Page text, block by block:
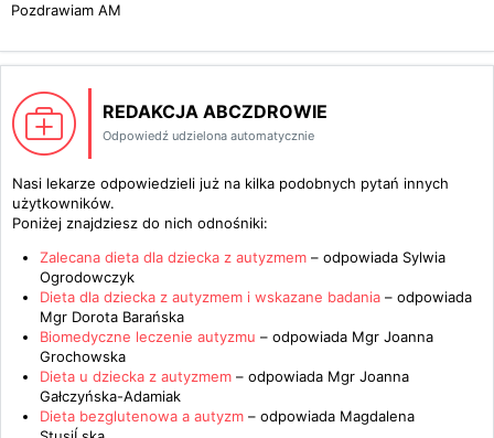
Pozdrawiam AM
REDAKCJA ABCZDROWIE
Odpowiedź udzielona automatycznie
Nasi lekarze odpowiedzieli już na kilka podobnych pytań innych
użytkowników.
Poniżej znajdziesz do nich odnośniki:
Zalecana dieta dla dziecka z autyzmem – odpowiada Sylwia
Ogrodowczyk
Dieta dla dziecka z autyzmem i wskazane badania – odpowiada
Mgr Dorota Barańska
Biomedyczne leczenie autyzmu – odpowiada Mgr Joanna
Grochowska
Dieta u dziecka z autyzmem – odpowiada Mgr Joanna
Gałczyńska-Adamiak
Dieta bezglutenowa a autyzm – odpowiada Magdalena